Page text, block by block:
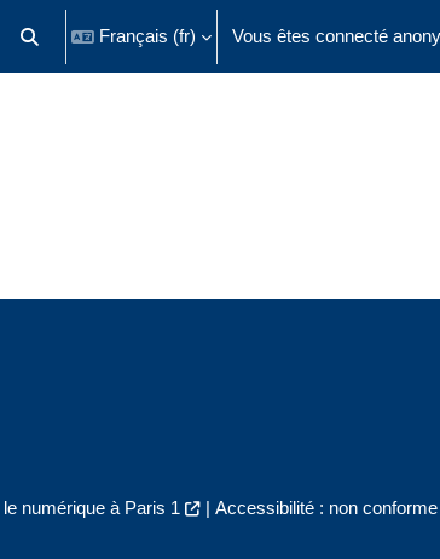
Activer/désactiver la saisie de recherche
Français ‎(fr)‎ Vous êtes connecté
numérique à Paris 1 | Accessibilité : non conforme